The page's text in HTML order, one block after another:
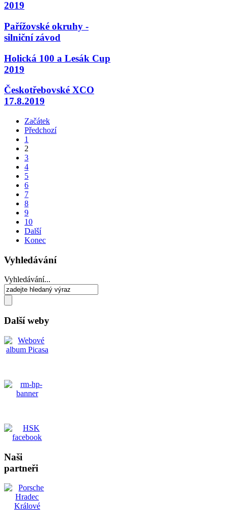
2019
Pařížovské okruhy -
silniční závod
Holická 100 a Lesák Cup
2019
Českotřebovské XCO
17.8.2019
Začátek
Předchozí
1
2
3
4
5
6
7
8
9
10
Další
Konec
Vyhledávání
Vyhledávání...
Další weby
Naši
partneři